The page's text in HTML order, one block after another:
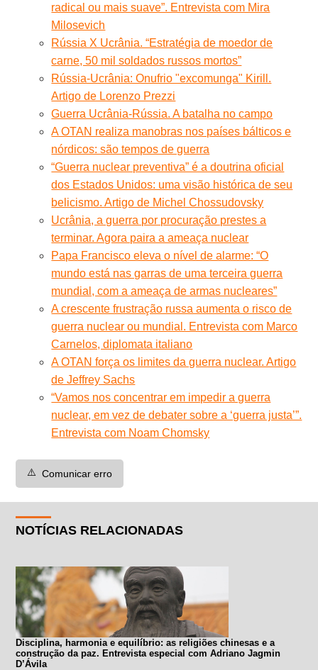
radical ou mais suave”. Entrevista com Mira
Milosevich
Rússia X Ucrânia. “Estratégia de moedor de
carne, 50 mil soldados russos mortos”
Rússia-Ucrânia: Onufrio "excomunga" Kirill.
Artigo de Lorenzo Prezzi
Guerra Ucrânia-Rússia. A batalha no campo
A OTAN realiza manobras nos países bálticos e
nórdicos: são tempos de guerra
“Guerra nuclear preventiva” é a doutrina oficial
dos Estados Unidos: uma visão histórica de seu
belicismo. Artigo de Michel Chossudovsky
Ucrânia, a guerra por procuração prestes a
terminar. Agora paira a ameaça nuclear
Papa Francisco eleva o nível de alarme: “O
mundo está nas garras de uma terceira guerra
mundial, com a ameaça de armas nucleares”
A crescente frustração russa aumenta o risco de
guerra nuclear ou mundial. Entrevista com Marco
Carnelos, diplomata italiano
A OTAN força os limites da guerra nuclear. Artigo
de Jeffrey Sachs
“Vamos nos concentrar em impedir a guerra
nuclear, em vez de debater sobre a ‘guerra justa’”.
Entrevista com Noam Chomsky
⚠️ Comunicar erro
NOTÍCIAS RELACIONADAS
Disciplina, harmonia e equilíbrio: as religiões chinesas e a
construção da paz. Entrevista especial com Adriano Jagmin
D’Ávila